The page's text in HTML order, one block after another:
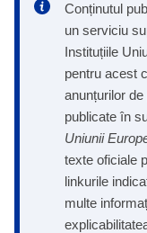
Conținutul
un serviciu
Instituțiile
pentru acest
anunțurilor
publicate în
Uniunii
texte oficiale
linkurile
multe